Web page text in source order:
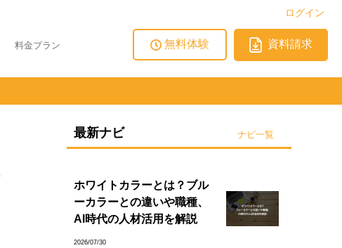
ログイン
料金プラン 無料体験 資料請求
最新ナビ ナビ一覧
ホワイトカラーとは？ブル
ーカラーとの違いや職種、
AI時代の人材活用を解説
2026/07/30